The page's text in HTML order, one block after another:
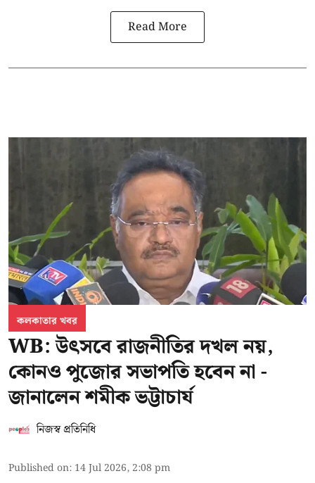
Read More
কলকাতার খবর
WB: উৎসবে রাজনীতির দখল নয়,
কোনও পুজোর সভাপতি হবেন না -
জানালেন শমীক ভট্টাচার্য
নিজস্ব প্রতিনিধি
Published on: 14 Jul 2026, 2:08 pm